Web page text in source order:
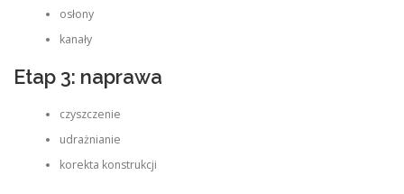
osłony
kanały
Etap 3: naprawa
czyszczenie
udrażnianie
korekta konstrukcji